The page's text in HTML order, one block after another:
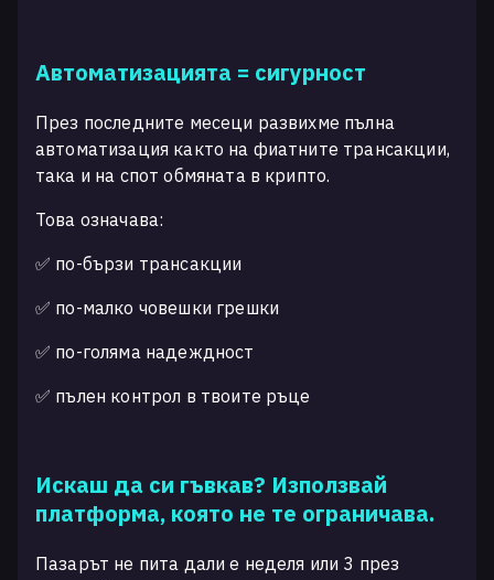
Автоматизацията = сигурност
През последните месеци развихме пълна
автоматизация както на фиатните трансакции,
така и на спот обмяната в крипто.
Това означава:
✅ по-бързи трансакции
✅ по-малко човешки грешки
✅ по-голяма надеждност
✅ пълен контрол в твоите ръце
Искаш да си гъвкав? Използвай
платформа, която не те ограничава.
Пазарът не пита дали е неделя или 3 през